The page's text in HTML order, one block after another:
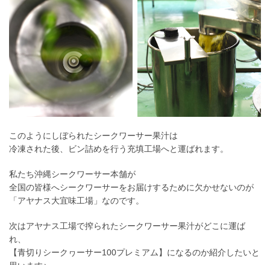
このようにしぼられたシークワーサー果汁は
冷凍された後、ビン詰めを行う充填工場へと運ばれます。
私たち沖縄シークワーサー本舗が
全国の皆様へシークワーサーをお届けするために欠かせないのが
「アヤナス大宜味工場」なのです。
次はアヤナス工場で搾られたシークワーサー果汁がどこに運ば
れ、
【青切りシークヮーサー100プレミアム】になるのか紹介したいと